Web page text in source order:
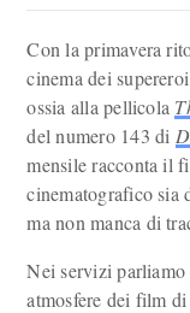
Con la primavera
cinema dei
ossia alla pellicola
del numero 143 di
mensile racconta il
cinematografico sia
ma non manca di
Nei servizi parliamo
atmosfere dei film